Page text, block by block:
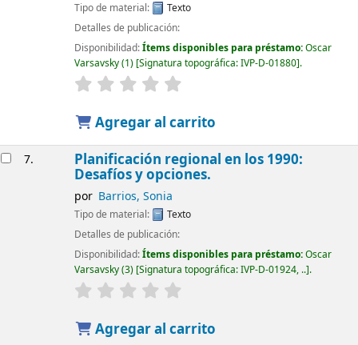
Tipo de material:
Texto
Detalles de publicación:
Disponibilidad:Ítems disponibles para préstamo:Oscar
Varsavsky(1) Signatura topográfica:IVP-D-01880 .
Agregar al carrito
7. Planificación regional en los 1990:
Desafíos y opciones.
por Barrios, Sonia
Tipo de material:
Texto
Detalles de publicación:
Disponibilidad:Ítems disponibles para préstamo:Oscar
Varsavsky(3) Signatura topográfica:IVP-D-01924, .. .
Agregar al carrito